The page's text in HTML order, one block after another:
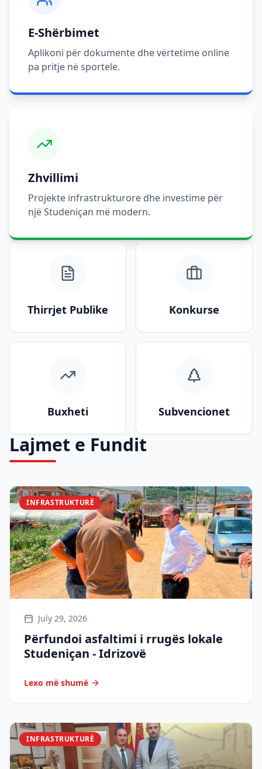
E-Shërbimet
Aplikoni për dokumente dhe vërtetime online
pa pritje në sportele.
Zhvillimi
Projekte infrastrukturore dhe investime për
një Studeniçan më modern.
Thirrjet Publike Konkurse
Buxheti Subvencionet
Lajmet e Fundit
INFRASTRUKTURË
July 29, 2026
Përfundoi asfaltimi i rrugës lokale
Studeniçan - Idrizovë
Lexo më shumë
INFRASTRUKTURË